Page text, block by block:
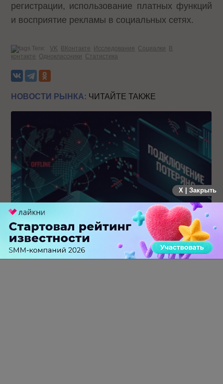
регистрации, использование платных функций
и восприятие рекламы в социальных сетях.
Теги: VK ВКонтакте Исследования Социалки
В
контакте Одноклассники Статистика
НОВОСТИ РЫНКА: ЧИТАЙТЕ ТАКЖЕ
Крупнейший сбой в рунете: пользователи не могут
попасть на популярные сайты
X | Закрыть